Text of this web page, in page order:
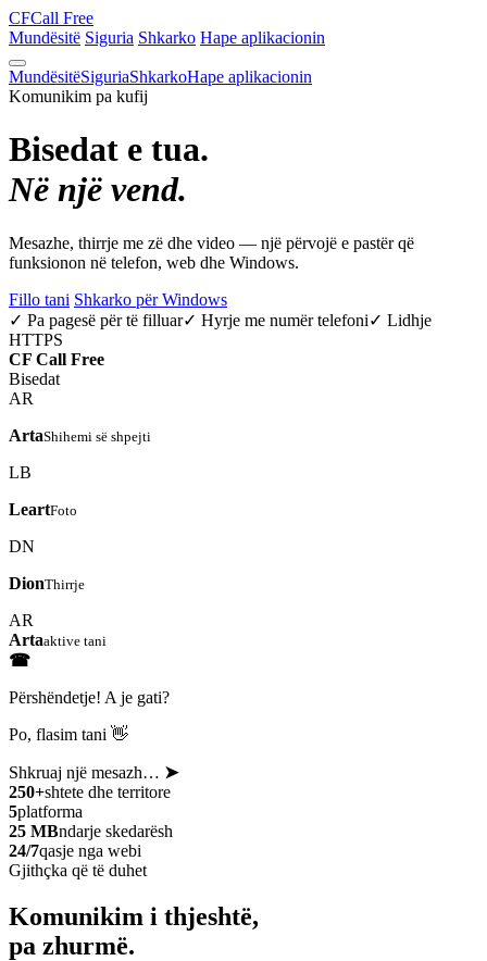
CFCall Free
Mundësitë Siguria Shkarko Hape aplikacionin
MundësitëSiguriaShkarkoHape aplikacionin
Komunikim pa kufij
Bisedat e tua.
Në një vend.
Mesazhe, thirrje me zë dhe video — një përvojë e pastër që
funksionon në telefon, web dhe Windows.
Fillo tani Shkarko për Windows
✓ Pa pagesë për të filluar✓ Hyrje me numër telefoni✓ Lidhje
HTTPS
CF Call Free
Bisedat
AR
ArtaShihemi së shpejti
LB
LeartFoto
DN
DionThirrje
AR
Artaaktive tani
☎
Përshëndetje! A je gati?
Po, flasim tani 👋
Shkruaj një mesazh… ➤
250+shtete dhe territore
5platforma
25 MBndarje skedarësh
24/7qasje nga webi
Gjithçka që të duhet
Komunikim i thjeshtë,
pa zhurmë.